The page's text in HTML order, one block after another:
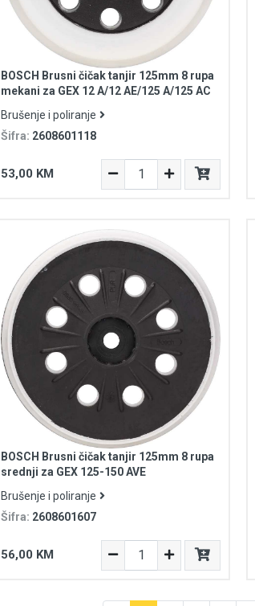
BOSCH Brusni čičak tanjir 125mm 8 rupa
mekani za GEX 12 A/12 AE/125 A/125 AC
Brušenje i poliranje
Šifra: 2608601118
53,00 KM
BOSCH Brusni čičak tanjir 125mm 8 rupa
srednji za GEX 125-150 AVE
Brušenje i poliranje
Šifra: 2608601607
56,00 KM